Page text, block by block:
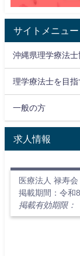
サイトメニュー
沖縄県理学療法士
理学療法士を目指
一般の方
求人情報
医療法人 禄寿
掲載期間：令和
掲載有効期限：